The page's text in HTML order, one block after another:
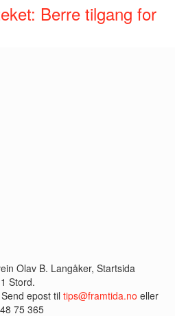
Berre tilgang for
Olav B. Langåker, Startsida
Stord.
Send epost til tips@framtida.no eller
75 365